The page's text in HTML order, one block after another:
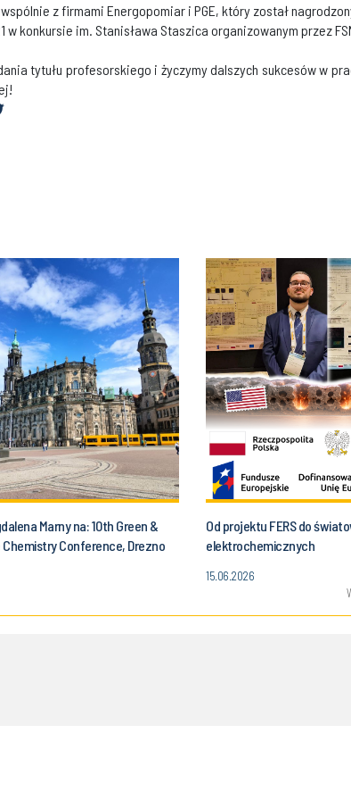
z firmami Energopomiar i PGE, który został
w konkursie im. Stanisława Staszica organizowanym przez
tytułu profesorskiego i życzymy dalszych sukcesów w
Marny na: 10th Green &
Conference, Drezno
Od projektu FERS do
elektrochemicznych
15.06.2026